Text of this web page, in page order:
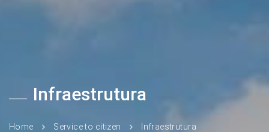
Infraestrutura
Home Service to citizen Infraestrutura